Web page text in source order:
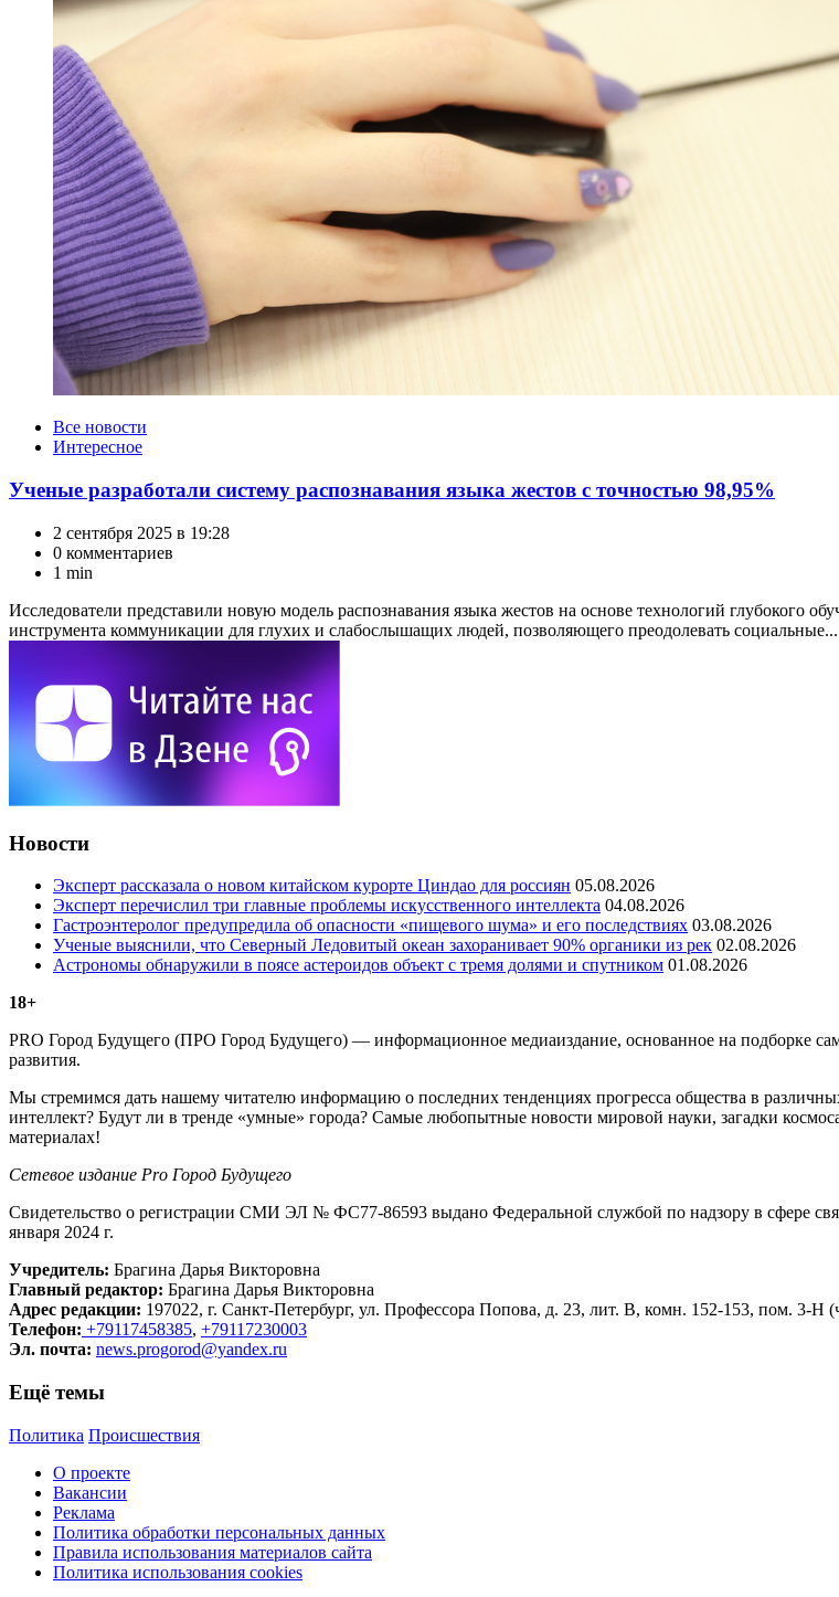
КатегорииВсе новости
Интересное
Ученые разработали систему распознавания языка жестов с точностью 98,95%
2 сентября 2025 в 19:28
0 комментариев
1 min
Исследователи представили новую модель распознавания языка жестов на основе технологий глубокого
инструмента коммуникации для глухих и слабослышащих людей, позволяющего преодолевать социальные...
Новости
Эксперт рассказала о новом китайском курорте Циндао для россиян 05.08.2026
Эксперт перечислил три главные проблемы искусственного интеллекта 04.08.2026
Гастроэнтеролог предупредила об опасности «пищевого шума» и его последствиях 03.08.2026
Ученые выяснили, что Северный Ледовитый океан захоранивает 90% органики из рек 02.08.2026
Астрономы обнаружили в поясе астероидов объект с тремя долями и спутником 01.08.2026
18+
PRO Город Будущего (ПРО Город Будущего) — информационное медиаиздание, основанное на подборке
развития.
Мы стремимся дать нашему читателю информацию о последних тенденциях прогресса общества в
интеллект? Будут ли в тренде «умные» города? Самые любопытные новости мировой науки, загадки
материалах!
Сетевое издание Рrо Город Будущего
Свидетельство о регистрации СМИ ЭЛ № ФС77-86593 выдано Федеральной службой по надзору в сфере
января 2024 г.
Учредитель: Брагина Дарья Викторовна
Главный редактор: Брагина Дарья Викторовна
Адрес редакции: 197022, г. Санкт-Петербург, ул. Профессора Попова, д. 23, лит. В, комн. 152-153, пом. 3-Н
Телефон: +79117458385, +79117230003
Эл. почта: news.progorod@yandex.ru
Ещё темы
Политика Происшествия
О проекте
Вакансии
Реклама
Политика обработки персональных данных
Правила использования материалов сайта
Политика использования cookies